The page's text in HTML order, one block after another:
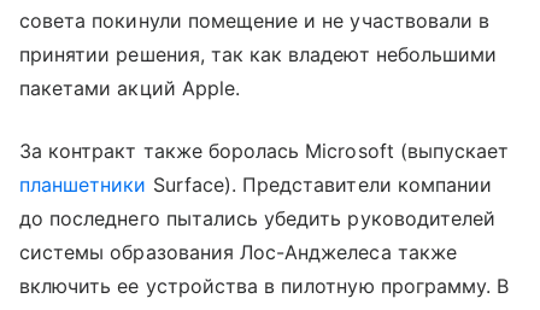
совета покинули помещение и не участвовали в
принятии решения, так как владеют небольшими
пакетами акций Apple.
За контракт также боролась Microsoft (выпускает
планшетники Surface). Представители компании
до последнего пытались убедить руководителей
системы образования Лос-Анджелеса также
включить ее устройства в пилотную программу. В